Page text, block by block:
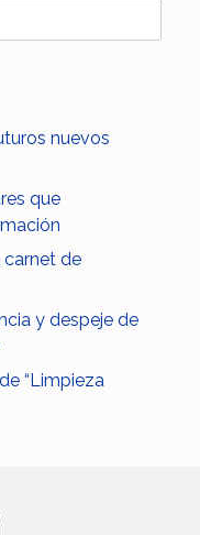
nuevos
que
carnet de
y despeje de
“Limpieza